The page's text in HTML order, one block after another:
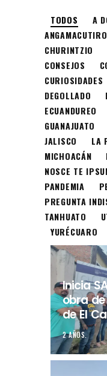
TODOS A
ANGAMACUTIRO
CHURINTZIO
CONSEJOS
CURIOSIDADES
DEGOLLADO
ECUANDUREO
GUANAJUATO
JALISCO
LA
MICHOACÁN
NOSCE TE
PANDEMIA
PREGUNTA
TANHUATO
YURÉCUARO
Inicia
obra
de El
2 AÑOS.